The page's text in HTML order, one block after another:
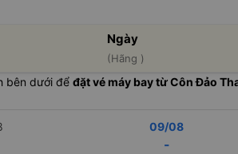
Ngày
(Hãng )
bên dưới để đặt vé máy bay từ Côn Đảo
09/08
-